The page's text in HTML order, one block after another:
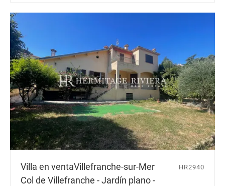
Villa en ventaVillefranche-sur-Mer
Col de Villefranche - Jardín plano -
HR2940